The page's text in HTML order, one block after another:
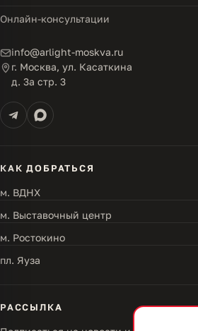
Онлайн-консультации
info@arlight-moskva.ru
г. Москва, ул. Касаткина
д. 3а стр. 3
КАК ДОБРАТЬСЯ
м. ВДНХ
м. Выставочный центр
м. Ростокино
пл. Яуза
РАССЫЛКА